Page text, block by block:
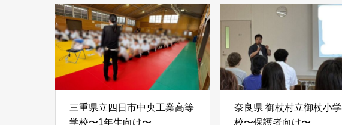
三重県立四日市中央工業高等
学校〜1年生向け〜
奈良県 御杖村立御杖小学
校〜保護者向け〜